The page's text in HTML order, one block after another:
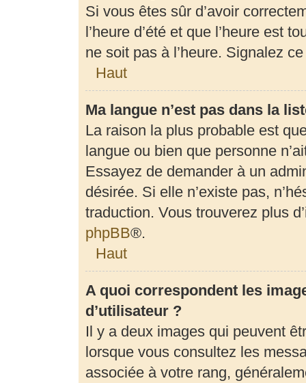
Si vous êtes sûr d’avoir
l’heure d’été et que l’heure est
ne soit pas à l’heure. Signalez
Haut
Ma langue n’est pas dans la
La raison la plus probable est
langue ou bien que personne
Essayez de demander à un
désirée. Si elle n’existe pas,
traduction. Vous trouverez plus
phpBB®.
Haut
A quoi correspondent les
d’utilisateur ?
Il y a deux images qui peuvent
lorsque vous consultez les
associée à votre rang,